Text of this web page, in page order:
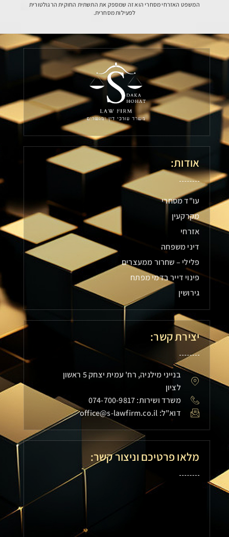
המשפט האזרחי מסחרי הוא זה שמספק את התשתית החוקית הרגולטורית
לפעילות מסחרית.
אודות:
עו"ד מסחרי
מקרקעין
אזרחי
דיני משפחה
פלילי – שחרור ממעצרים
פינוי דייר בדמי מפתח
גירושין
יצירת קשר:
בנייני מילניה, רח' עמית יצחק 5 ראשון
לציון
משרד ושירות: 074-700-9817
דוא"ל: office@s-lawfirm.co.il
מלאו פרטיכם וניצור קשר: